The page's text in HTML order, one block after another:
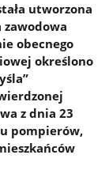
utworzona
zawodowa
obecnego
określono
z dnia 23
pompierów,